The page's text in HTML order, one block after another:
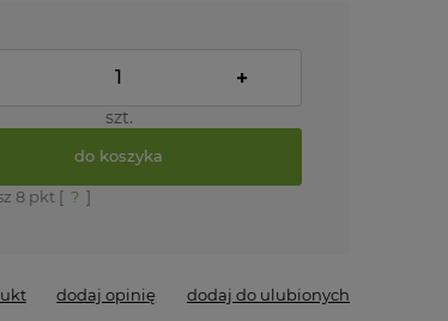
pojawił się w sprzedaży.
+
szt.
do koszyka
8pkt [ ? ]
dodaj opinię dodaj do ulubionych